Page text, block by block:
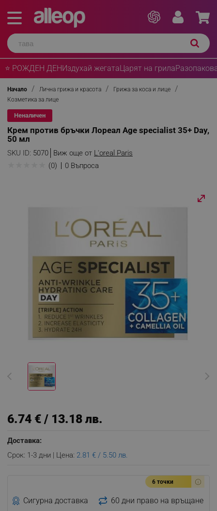
⭐ РОЖДЕН ДЕНИздухай жегатаЦарят на грила
Начало Лична грижа и красота
Грижа за коса и лице
Козметика за лице
Неналичен
Крем против бръчки Лореал Age specialist 35+ Day,
50 мл
SKU ID: 5070 Виж още от L'oreal Paris
(0) 0 Въпроса
6.74 € / 13.18 лв.
Доставка:
Срок: 1-3 дни | Цена: 2.81 € / 5.50 лв.
6 точки
Сигурна доставка
60 дни право на връщане